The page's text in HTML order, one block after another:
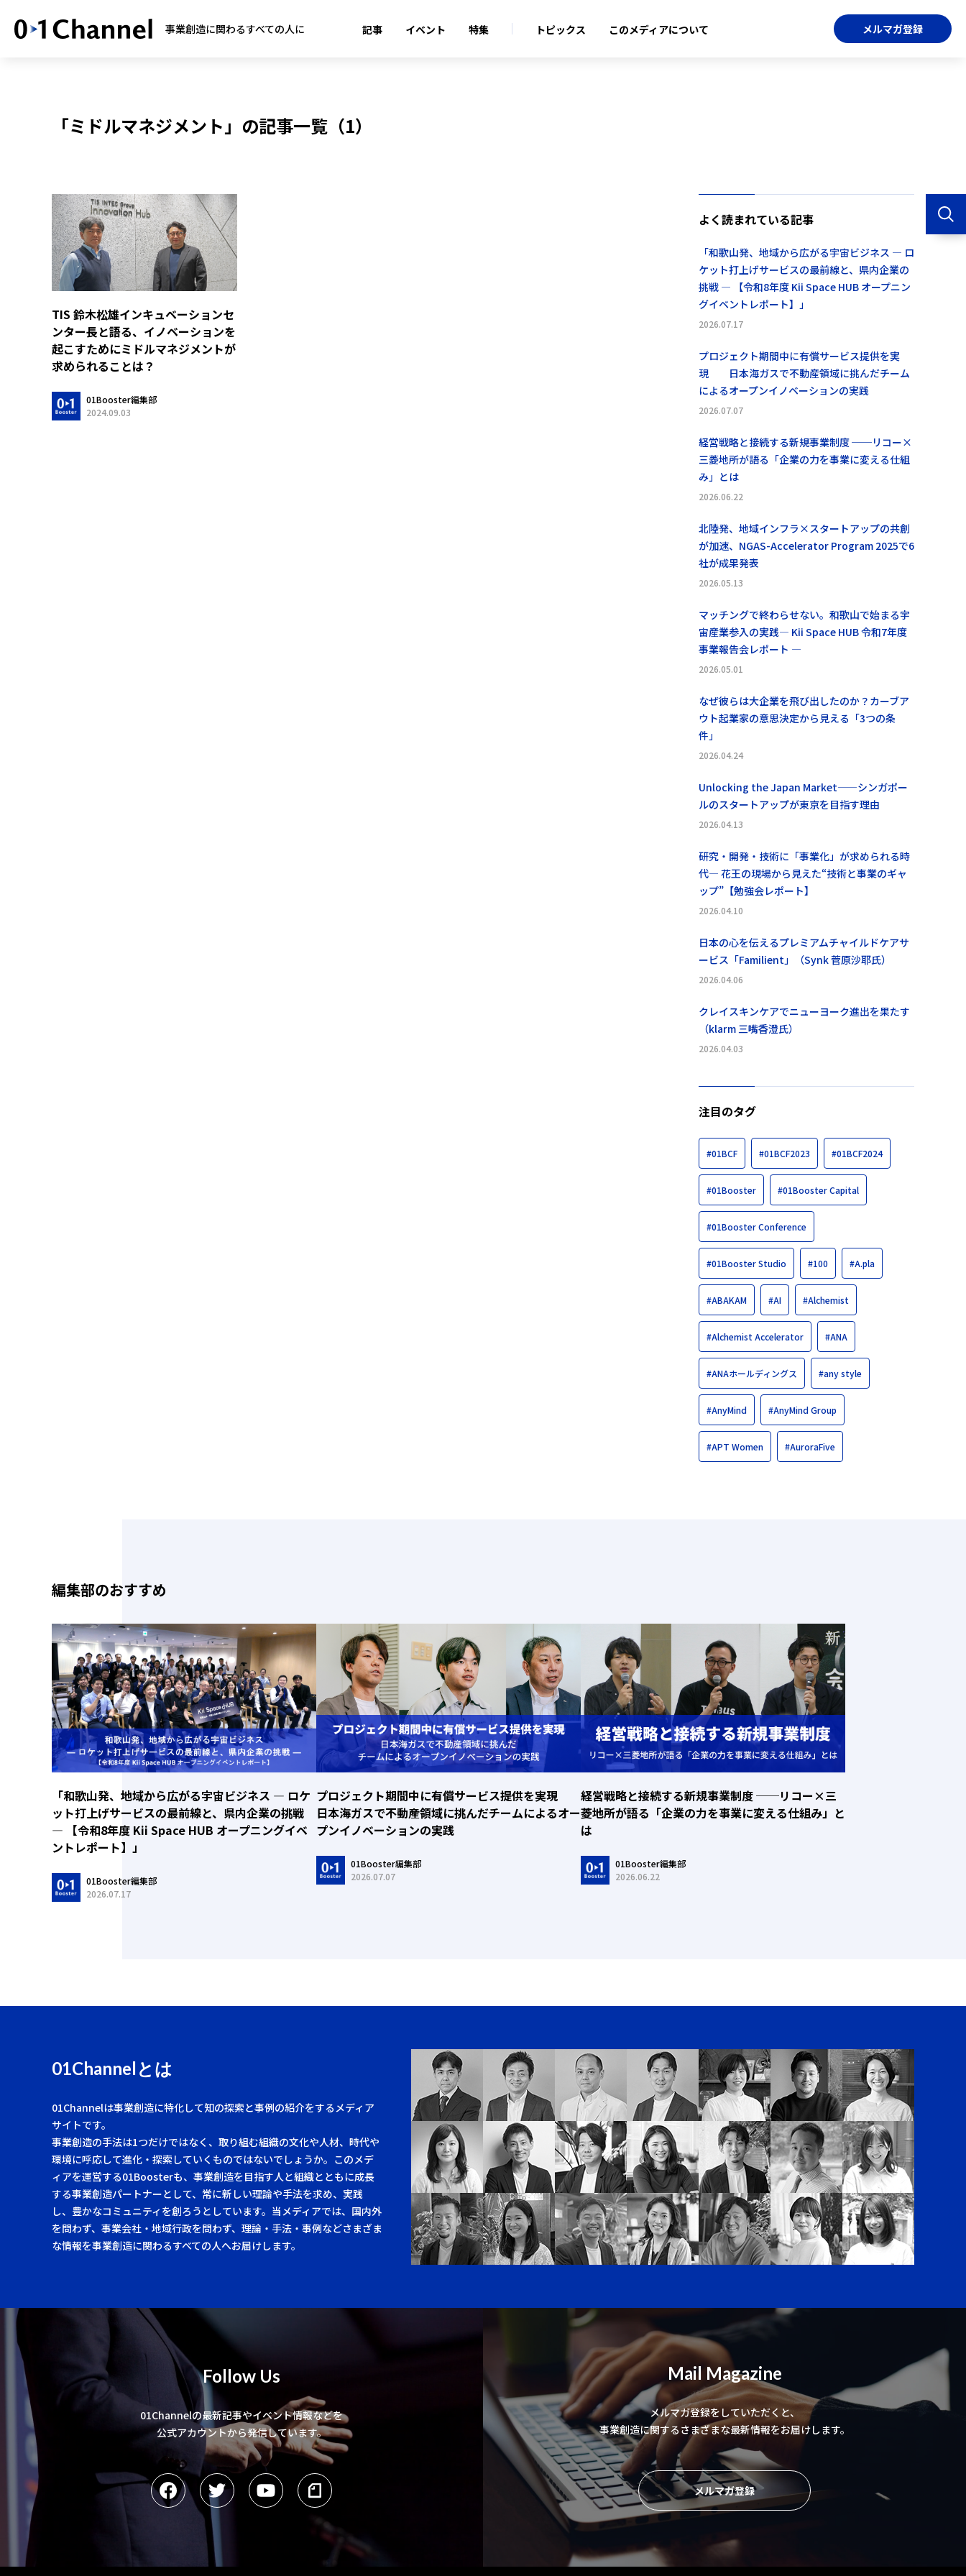
事業創造に関わるすべての人に 記事 イベント 特集 トピックス このメディアについて メルマガ登録
「ミドルマネジメント」の記事一覧（1）
TIS 鈴木松雄インキュベーションセ
ンター長と語る、イノベーションを
起こすためにミドルマネジメントが
求められることは？
01Booster編集部
2024.09.03
よく読まれている記事
「和歌山発、地域から広がる宇宙ビジネス ― ロ
ケット打上げサービスの最前線と、県内企業の
挑戦 ― 【令和8年度 Kii Space HUB オープニン
グイベントレポート】」
2026.07.17
プロジェクト期間中に有償サービス提供を実
現 日本海ガスで不動産領域に挑んだチーム
によるオープンイノベーションの実践
2026.07.07
経営戦略と接続する新規事業制度 ──リコー×
三菱地所が語る「企業の力を事業に変える仕組
み」とは
2026.06.22
北陸発、地域インフラ×スタートアップの共創
が加速、NGAS-Accelerator Program 2025で6
社が成果発表
2026.05.13
マッチングで終わらせない。和歌山で始まる宇
宙産業参入の実践― Kii Space HUB 令和7年度
事業報告会レポート ―
2026.05.01
なぜ彼らは大企業を飛び出したのか？カーブア
ウト起業家の意思決定から見える「3つの条
件」
2026.04.24
Unlocking the Japan Market——シンガポー
ルのスタートアップが東京を目指す理由
2026.04.13
研究・開発・技術に「事業化」が求められる時
代― 花王の現場から見えた“技術と事業のギャ
ップ”【勉強会レポート】
2026.04.10
日本の心を伝えるプレミアムチャイルドケアサ
ービス「Familient」（Synk 菅原沙耶氏）
2026.04.06
クレイスキンケアでニューヨーク進出を果たす
（klarm 三嘴香澄氏）
2026.04.03
注目のタグ
#01BCF #01BCF2023 #01BCF2024
#01Booster #01Booster Capital
#01Booster Conference
#01Booster Studio #100 #A.pla
#ABAKAM #AI #Alchemist
#Alchemist Accelerator #ANA
#ANAホールディングス #any style
#AnyMind #AnyMind Group
#APT Women #AuroraFive
編集部のおすすめ
「和歌山発、地域から広がる宇宙ビジネス ― ロケ
ット打上げサービスの最前線と、県内企業の挑戦
― 【令和8年度 Kii Space HUB オープニングイベ
ントレポート】」
01Booster編集部
2026.07.17
プロジェクト期間中に有償サービス提供を実現
日本海ガスで不動産領域に挑んだチームによるオー
プンイノベーションの実践
01Booster編集部
2026.07.07
経営戦略と接続する新規事業制度 ──リコー×三
菱地所が語る「企業の力を事業に変える仕組み」と
は
01Booster編集部
2026.06.22
01Channelとは
01Channelは事業創造に特化して知の探索と事例の紹介をするメディア
サイトです。
事業創造の手法は1つだけではなく、取り組む組織の文化や人材、時代や
環境に呼応して進化・探索していくものではないでしょうか。このメデ
ィアを運営する01Boosterも、事業創造を目指す人と組織とともに成長
する事業創造パートナーとして、常に新しい理論や手法を求め、実践
し、豊かなコミュニティを創ろうとしています。当メディアでは、国内外
を問わず、事業会社・地域行政を問わず、理論・手法・事例などさまざま
な情報を事業創造に関わるすべての人へお届けします。
Follow Us
01Channelの最新記事やイベント情報などを
公式アカウントから発信しています。
Mail Magazine
メルマガ登録をしていただくと、
事業創造に関するさまざまな最新情報をお届けします。
メルマガ登録